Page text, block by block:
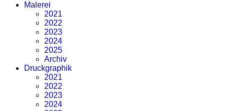
Malerei
2021
2022
2023
2024
2025
Archiv
Druckgraphik
2021
2022
2023
2024